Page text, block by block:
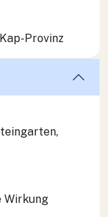
Provinz
Wirkung